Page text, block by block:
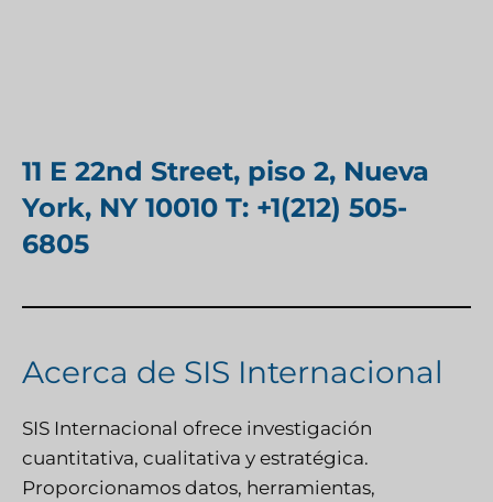
11 E 22nd Street, piso 2, Nueva
York, NY 10010 T: +1(212) 505-
6805
Acerca de SIS Internacional
SIS Internacional ofrece investigación
cuantitativa, cualitativa y estratégica.
Proporcionamos datos, herramientas,